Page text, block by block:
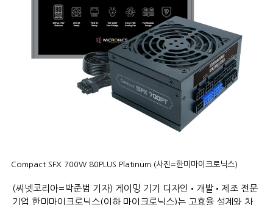
Compact SFX 700W 80PLUS Platinum (사진=한미마이크로닉스)
(씨넷코리아=박준범 기자) 게이밍 기기 디자인•개발•제조 전문
기업 한미마이크로닉스(이하 마이크로닉스)는 고효율 설계와 차